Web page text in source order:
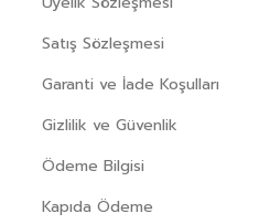
Satış Sözleşmesi
Garanti ve İade Koşulları
Gizlilik ve Güvenlik
Ödeme Bilgisi
Kapıda Ödeme